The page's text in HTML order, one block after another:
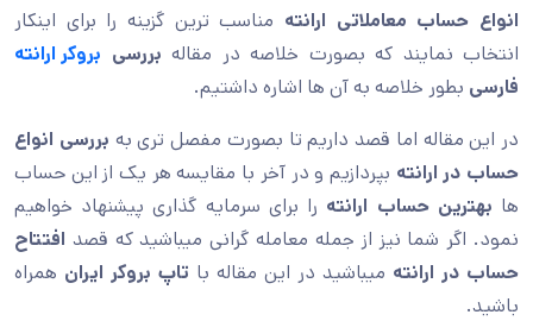
انواع حساب معاملاتی ارانته مناسب ترین گزینه را برای اینکار
انتخاب نمایند که بصورت خلاصه در مقاله بررسی بروکر ارانته
فارسی بطور خلاصه به آن ها اشاره داشتیم.
در این مقاله اما قصد داریم تا بصورت مفصل تری به بررسی انواع
حساب در ارانته بپردازیم و در آخر با مقایسه هر یک از این حساب
ها بهترین حساب ارانته را برای سرمایه گذاری پیشنهاد خواهیم
نمود. اگر شما نیز از جمله معامله گرانی میباشید که قصد افتتاح
حساب در ارانته میباشید در این مقاله با تاپ بروکر ایران همراه
باشید.